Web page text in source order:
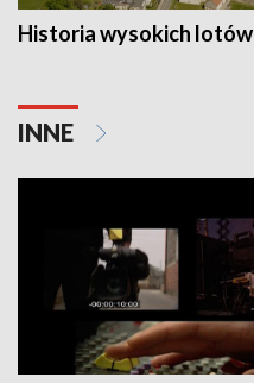
Historia wysokich lotów
INNE